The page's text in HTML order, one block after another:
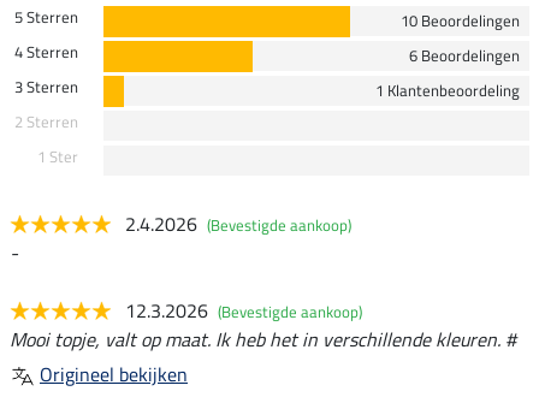
5 Sterren
10 Beoordelingen
4 Sterren
6 Beoordelingen
3 Sterren
1 Klantenbeoordeling
2 Sterren
1 Ster
2.4.2026 (Bevestigde aankoop)
-
12.3.2026 (Bevestigde aankoop)
Mooi topje, valt op maat. Ik heb het in verschillende kleuren. #
Origineel bekijken